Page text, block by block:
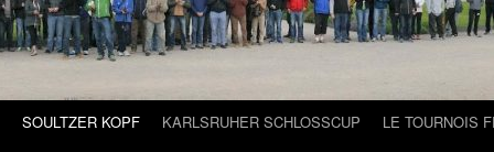
SOULTZER KOPF KARLSRUHER SCHLOSSCUP
LE TOURNOIS